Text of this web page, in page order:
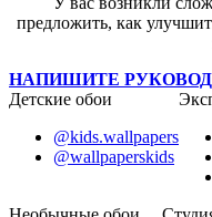
предложить, как
НАПИШИТЕ
Детские обои
@kids.wallpapers
@wallpaperskids